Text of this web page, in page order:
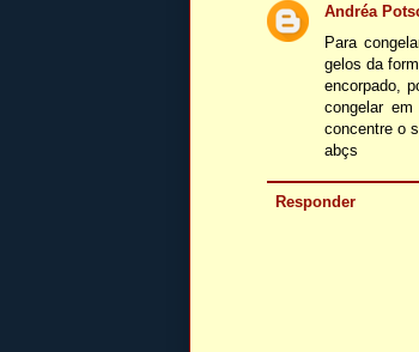
Andréa
Para
gelos da
encorpado,
congelar
concentre o
abçs
Responder